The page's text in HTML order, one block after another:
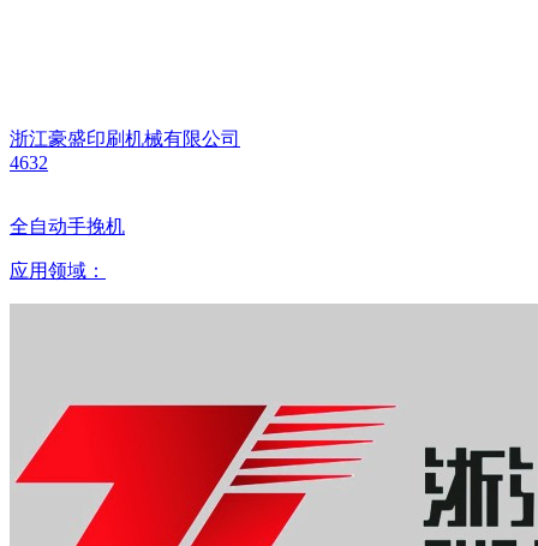
浙江豪盛印刷机械有限公司
4632
全自动手挽机
应用领域：